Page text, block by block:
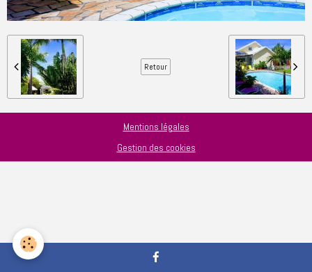
Retour
Mentions légales
Gestion des cookies